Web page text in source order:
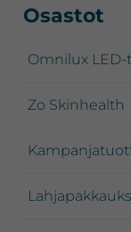
Osastot
Omnilux LED-
Zo Skinhealth